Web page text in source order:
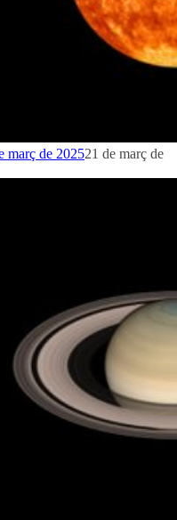
març de 202521 de març de